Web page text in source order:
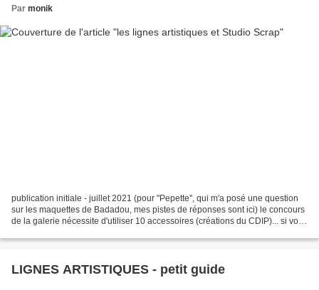
Par monik
publication initiale - juillet 2021 (pour "Pepette", qui m'a posé une question
sur les maquettes de Badadou, mes pistes de réponses sont ici) le concours
de la galerie nécessite d'utiliser 10 accessoires (créations du CDIP)... si vous
LIGNES ARTISTIQUES - petit guide